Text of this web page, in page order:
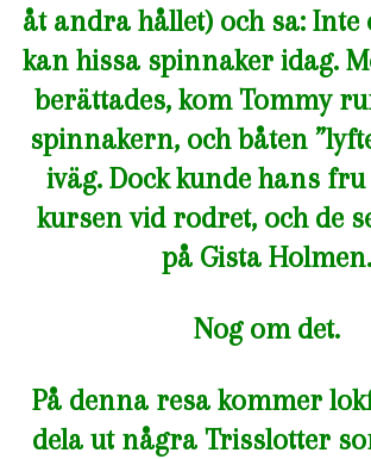
åt andra hållet) och sa: Inte
kan hissa spinnaker idag.
berättades, kom Tommy
spinnakern, och båten
iväg. Dock kunde hans
kursen vid rodret, och de
på Gista Holmen.
Nog om det.
På denna resa kommer
dela ut några Trisslotter